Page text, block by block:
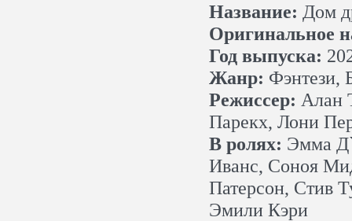
Название: Дом
Оригинальное
Год выпуска:
Жанр: Фэнтези,
Режиссер: Алан
Парекх, Лони
В ролях: Эмма
Иванс, Соноя
Патерсон, Стив
Эмили Кэри